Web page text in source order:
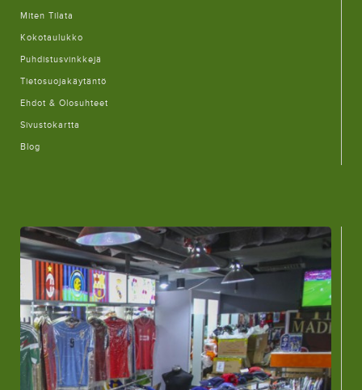
Miten Tilata
Kokotaulukko
Puhdistusvinkkejä
Tietosuojakäytäntö
Ehdot & Olosuhteet
Sivustokartta
Blog